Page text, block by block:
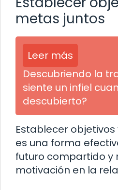
metas juntos
Leer más
Descubriendo la
siente un infiel
descubierto?
Establecer
es una forma
futuro compartido y
motivación en la